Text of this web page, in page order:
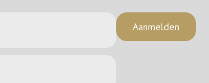
Aanmelden